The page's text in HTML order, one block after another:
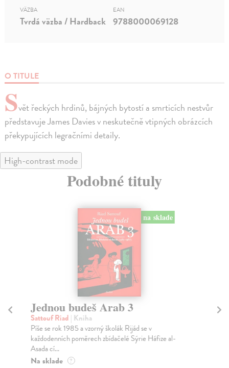
O TITULE
Svět řeckých hrdinů, bájných bytostí a smrticích nestvůr
představuje James Davies v neskutečně vtipných obrázcích
překypujících legračními detaily.
VÄZBA
Tvrdá väzba / Hardback
EAN
9788000069128
High-contrast mode
Podobné tituly
na sklade
Jednou budeš Arab 3
Sattouf Riad | Kniha
Píše se rok 1985 a vzorný školák Rijád se v
každodenních poměrech zbídačelé Sýrie Háfize al-
Asada cí...
Na sklade ?